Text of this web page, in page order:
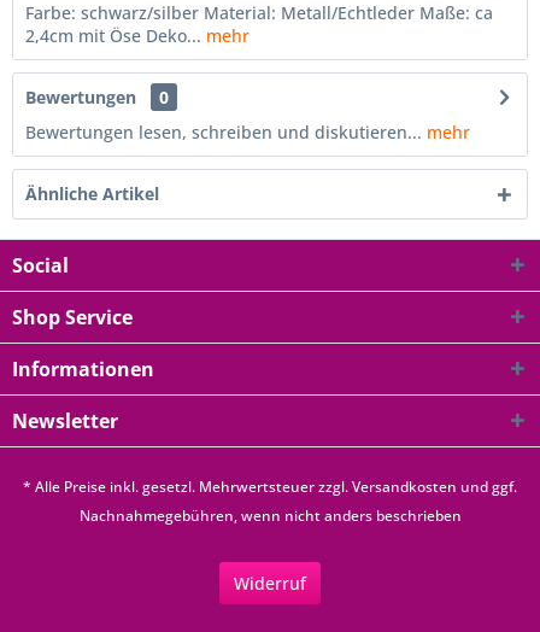
Farbe: schwarz/silber Material: Metall/Echtleder Maße: ca
2,4cm mit Öse Deko... mehr
Bewertungen
0
Bewertungen lesen, schreiben und diskutieren... mehr
Ähnliche Artikel
Social
Shop Service
Informationen
Newsletter
* Alle Preise inkl. gesetzl. Mehrwertsteuer zzgl.Versandkosten und ggf.
Nachnahmegebühren, wenn nicht anders beschrieben
Widerruf